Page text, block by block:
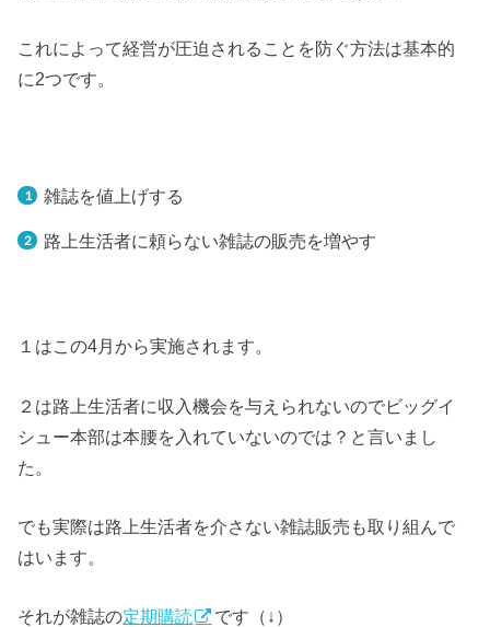
これによって経営が圧迫されることを防ぐ方法は基本的
に2つです。
雑誌を値上げする
路上生活者に頼らない雑誌の販売を増やす
１はこの4月から実施されます。
２は路上生活者に収入機会を与えられないのでビッグイ
シュー本部は本腰を入れていないのでは？と言いまし
た。
でも実際は路上生活者を介さない雑誌販売も取り組んで
はいます。
それが雑誌の定期購読 です（↓）